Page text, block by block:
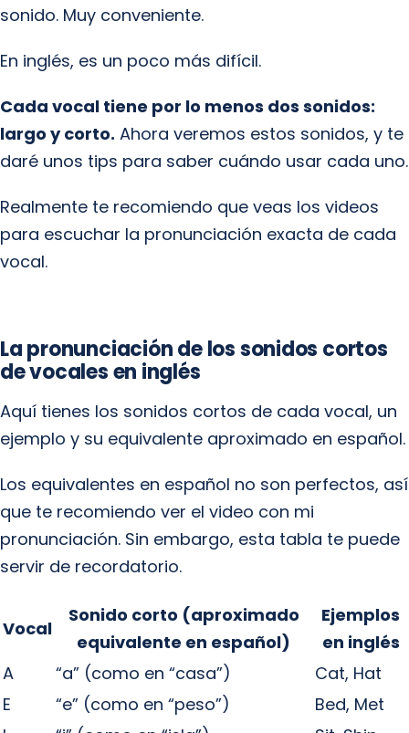
sonido. Muy conveniente.
En inglés, es un poco más difícil.
Cada vocal tiene por lo menos dos sonidos:
largo y corto. Ahora veremos estos sonidos, y te
daré unos tips para saber cuándo usar cada uno.
Realmente te recomiendo que veas los videos
para escuchar la pronunciación exacta de cada
vocal.
La pronunciación de los sonidos cortos
de vocales en inglés
Aquí tienes los sonidos cortos de cada vocal, un
ejemplo y su equivalente aproximado en español.
Los equivalentes en español no son perfectos, así
que te recomiendo ver el video con mi
pronunciación. Sin embargo, esta tabla te puede
servir de recordatorio.
Vocal
Sonido corto (aproximado
equivalente en español)
Ejemplos
en inglés
A
“a” (como en “casa”)
Cat, Hat
E
“e” (como en “peso”)
Bed, Met